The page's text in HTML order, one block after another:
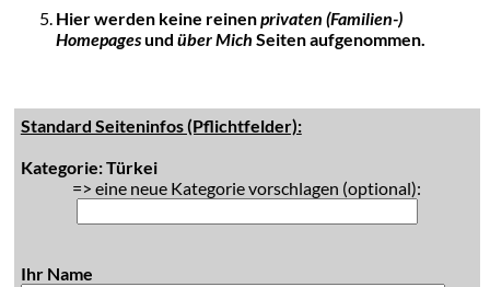
Hier werden keine reinenprivaten (Familien-)
Homepagesund über Mich Seiten aufgenommen.
Standard Seiteninfos (Pflichtfelder):
Kategorie: Türkei
=> eine neue Kategorie vorschlagen (optional):
Ihr Name